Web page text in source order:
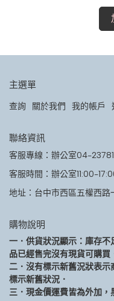
主選單
查詢 關於我們 我的帳戶
聯絡資訊
客服專線：辦公室04-
客服時間：辦公室11:00-
地址：台中市西區五權西路
購物說明
一．供貨狀況顯示：庫存
品已經售完沒有現貨可購買
二．沒有標示新舊況狀表
標示新舊狀況．
三．現金價運費皆為外加，